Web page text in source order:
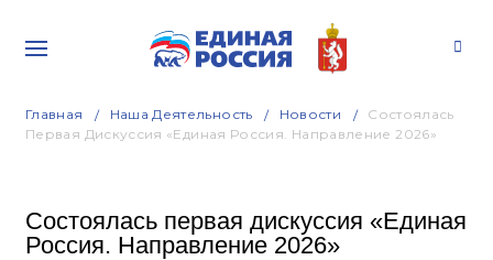
Главная Наша Деятельность Новости
Состоялась
Первая Дискуссия «Единая Россия. Направление 2026»
Состоялась первая дискуссия «Единая
Россия. Направление 2026»